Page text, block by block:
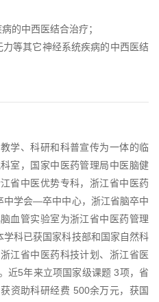
的中西医结合治疗；
等其它神经系统疾病的中西医结
学、科研和科普宣传为一体的临
室，国家中医药管理局中医脑健
省中医优势专科，浙江省中医药
中学会—卒中中心，浙江省脑卒中
血管实验室为浙江省中医药管理
学科已获国家科技部和国家自然科
江省中医药科技计划、浙江省医
近5年来立项国家级课题 3项，省
资助科研经费 500余万元，获国